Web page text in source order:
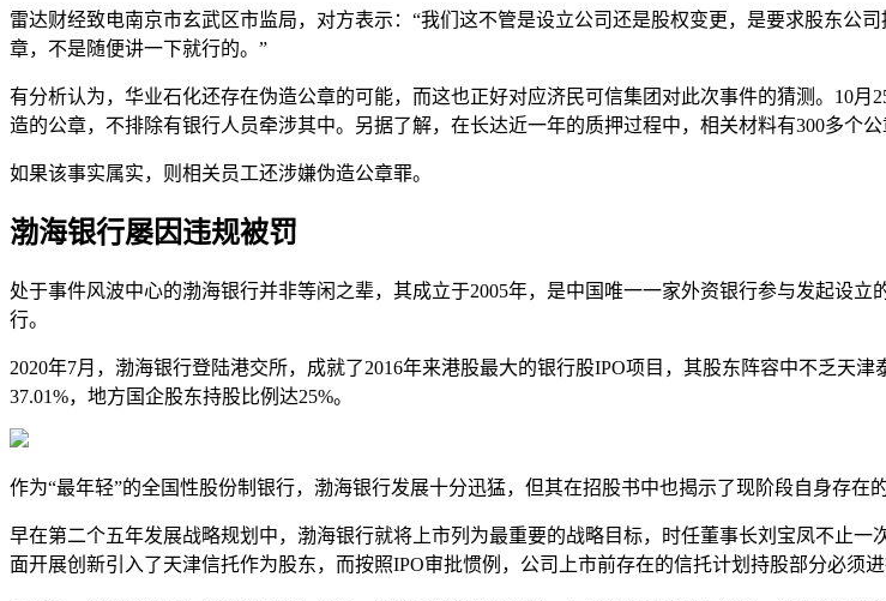
雷达财经致电南京市玄武区市监局，对方表示：“我们这不管是设立公司还是股权变更，是要求股东公
章，不是随便讲一下就行的。”
有分析认为，华业石化还存在伪造公章的可能，而这也正好对应济民可信集团对此次事件的猜测。10
造的公章，不排除有银行人员牵涉其中。另据了解，在长达近一年的质押过程中，相关材料有300多个公
如果该事实属实，则相关员工还涉嫌伪造公章罪。
渤海银行屡因违规被罚
处于事件风波中心的渤海银行并非等闲之辈，其成立于2005年，是中国唯一一家外资银行参与发起设
行。
2020年7月，渤海银行登陆港交所，成就了2016年来港股最大的银行股IPO项目，其股东阵容中不乏天
37.01%，地方国企股东持股比例达25%。
作为“最年轻”的全国性股份制银行，渤海银行发展十分迅猛，但其在招股书中也揭示了现阶段自身存在
早在第二个五年发展战略规划中，渤海银行就将上市列为最重要的战略目标，时任董事长刘宝凤不止
面开展创新引入了天津信托作为股东，而按照IPO审批惯例，公司上市前存在的信托计划持股部分必须进